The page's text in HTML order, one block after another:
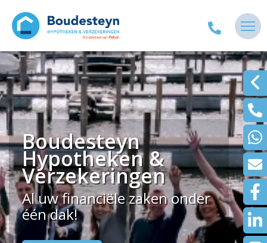
Boudesteyn
Hypotheken &
Verzekeringen
Al uw financiële zaken onder
één dak!